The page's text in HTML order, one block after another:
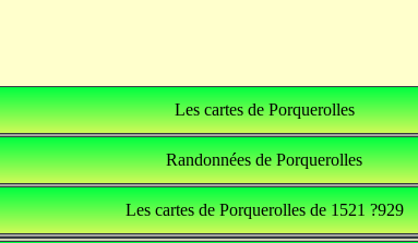
Les cartes de Porquerolles
Carte glissante de Porquerolles
Vue Google-satellite
Une carte topographique de l'île
Téléchargement des cartes
Le plan ALARME
Randonnées de Porquerolles
Mini Randonnée la Vigie : 4 km
Randonnée du Phare : 7 km
Circuit des Forts de Porquerolles : 9,5
Sentier des Falaises: 11,5 km
Randonnée de la Galère 12,5 km
Randonnée du Langoustier : 11,5 km
Randonnée des Mèdes : 9 km (15 km avec A/R
Téléchargement des itinéraires (GPX et
Les cartes de Porquerolles de 1521 ?929